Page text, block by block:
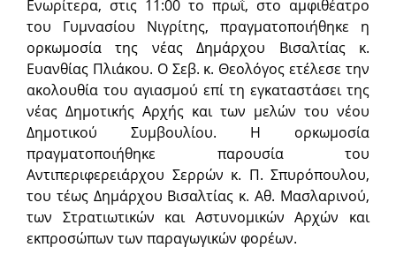
Ενωρίτερα, στις 11:00 το πρω­ΐ, στο αμφιθέατρο
του Γυμνασίου Νιγρίτης, πραγματοποιήθηκε η
ορκωμοσία της νέας Δημάρχου Βισαλτίας κ.
Ευανθίας Πλιάκου. Ο Σεβ. κ. Θεολόγος ετέλεσε την
ακολουθία του αγιασμού επί τη εγκαταστάσει της
νέας Δημοτικής Αρχής και των μελών του νέου
Δημοτικού Συμβουλίου. Η ορκωμοσία
πραγματοποιήθηκε παρουσία του
Αντιπεριφερειάρχου Σερρών κ. Π. Σπυρόπουλου,
του τέως Δημάρχου Βισαλτίας κ. Αθ. Μασλαρινού,
των Στρατιωτικών και Αστυνομικών Αρχών και
εκπροσώπων των παραγωγικών φορέων.